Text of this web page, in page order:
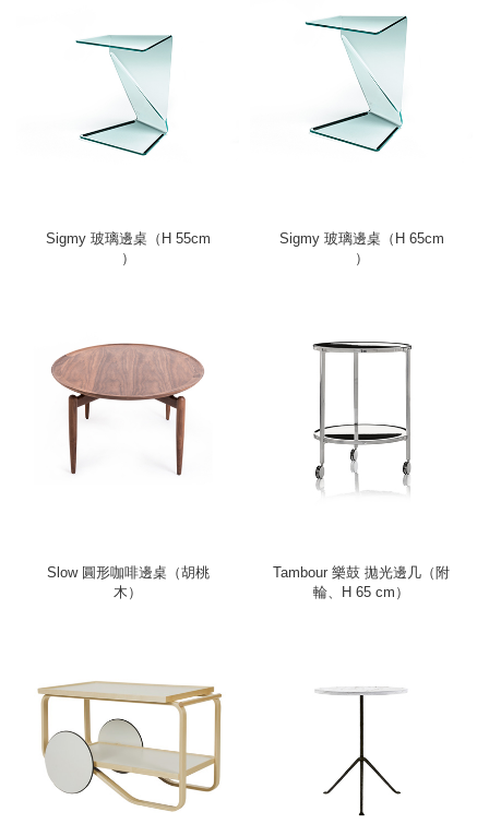
Sigmy 玻璃邊桌（H 55cm
）
Sigmy 玻璃邊桌（H 65cm
）
Slow 圓形咖啡邊桌（胡桃
木）
Tambour 樂鼓 拋光邊几（附
輪、H 65 cm）